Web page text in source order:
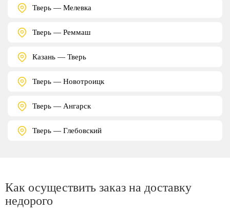
Тверь — Мелевка
Тверь — Реммаш
Казань — Тверь
Тверь — Новотроицк
Тверь — Ангарск
Тверь — Глебовский
Как осуществить заказ на доставку
недорого